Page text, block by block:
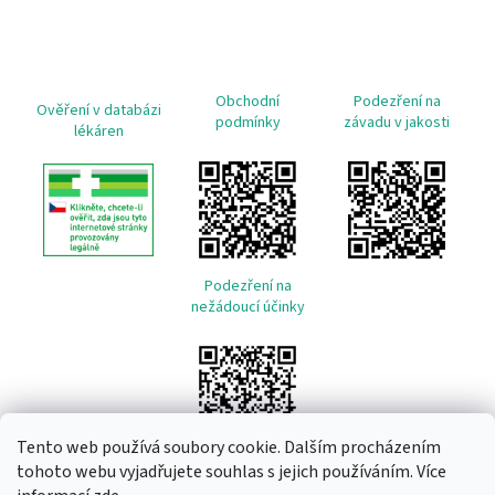
Tento web používá soubory cookie. Dalším procházením
tohoto webu vyjadřujete souhlas s jejich používáním. Více
Ověření v databázi
lékáren
Obchodní
podmínky
Podezření na
závadu v jakosti
Podezření na
nežádoucí účinky